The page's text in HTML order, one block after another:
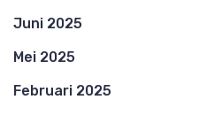
Juni 2025
Mei 2025
Februari 2025